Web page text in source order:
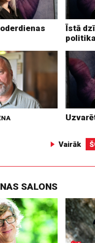
Īstā
politika
Vairāk
SALONS